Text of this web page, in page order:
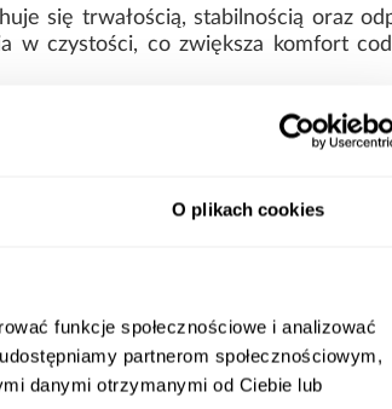
O plikach cookies
funkcje społecznościowe i analizować
partnerom społecznościowym,
danymi otrzymanymi od Ciebie lub
się trwałością, stabilnością oraz
w czystości, co zwiększa komfort
całego mebla. Model